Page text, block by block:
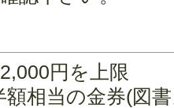
円を上限
額相当の金券(図